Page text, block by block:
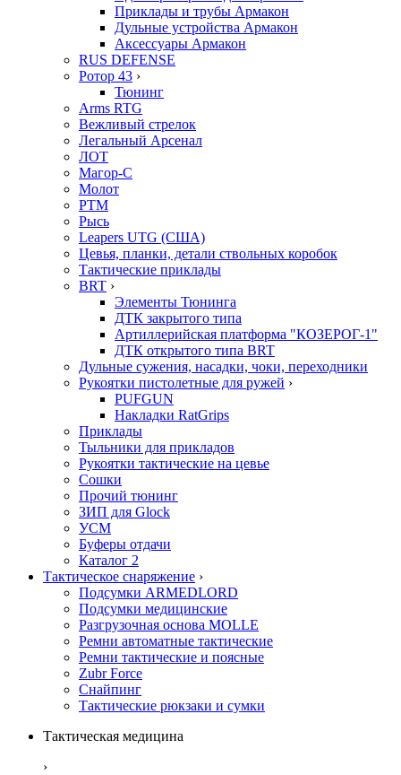
Приклады и трубы Армакон
Дульные устройства Армакон
Аксессуары Армакон
RUS DEFENSE
Ротор 43 ›
Тюнинг
Arms RTG
Вежливый стрелок
Легальный Арсенал
ЛОТ
Магор-С
Молот
РТМ
Рысь
Leapers UTG (США)
Цевья, планки, детали ствольных коробок
Тактические приклады
BRT ›
Элементы Тюнинга
ДТК закрытого типа
Артиллерийская платформа "КОЗЕРОГ-1"
ДТК открытого типа BRT
Дульные сужения, насадки, чоки, переходники
Рукоятки пистолетные для ружей ›
PUFGUN
Накладки RatGrips
Приклады
Тыльники для прикладов
Рукоятки тактические на цевье
Сошки
Прочий тюнинг
ЗИП для Glock
УСМ
Буферы отдачи
Каталог 2
Тактическое снаряжение ›
Подсумки ARMEDLORD
Подсумки медицинские
Разгрузочная основа MOLLE
Ремни автоматные тактические
Ремни тактические и поясные
Zubr Force
Снайпинг
Тактические рюкзаки и сумки
Тактическая медицина
›